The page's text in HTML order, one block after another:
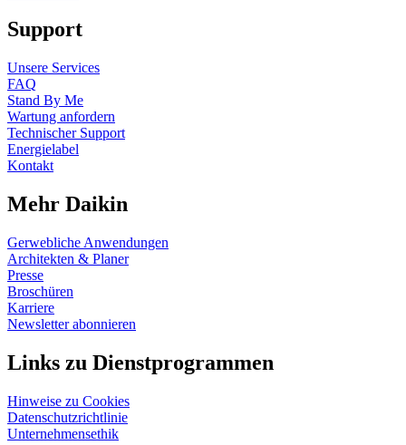
Support
Unsere Services
FAQ
Stand By Me
Wartung anfordern
Technischer Support
Energielabel
Kontakt
Mehr Daikin
Gerwebliche Anwendungen
Architekten & Planer
Presse
Broschüren
Karriere
Newsletter abonnieren
Links zu Dienstprogrammen
Hinweise zu Cookies
Datenschutzrichtlinie
Unternehmensethik